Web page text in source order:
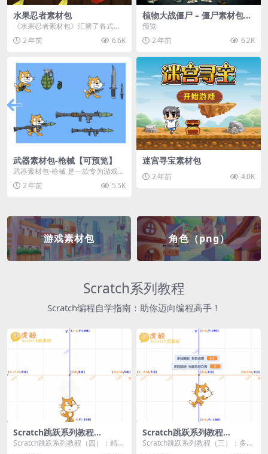
水果忍者素材包
《水果忍者素材包》汇聚了各式鲜
美诱人的水果图像与清脆悦耳的切
割音效，专为追求极致...
2 年前 6.6K
植物大战僵尸 – 僵尸素材包
【可预览】
预览
2 年前
6.2K
武器素材包-枪械【可预览】
武器素材包-枪械 是一款专为游戏开
发者和创作者设计的素材包，包含
多种高质量的枪械...
2 年前 5.5K
迷宫寻宝素材包
2 年前 4.0K
游戏素材包 角色（png）
Scratch系列教程
Scratch编程自学指南：助你迈向编程高手！
Scratch跳跃系列教程
（四）：精准着陆
Scratch跳跃系列教程（四）：精准
着陆 作者：小虎鲸Scratch资源站
Scratch跳跃系列教程
（三）：多段跳跃
Scratch跳跃系列教程（三）：多段
跳跃 作者：小虎鲸Scratch资源站